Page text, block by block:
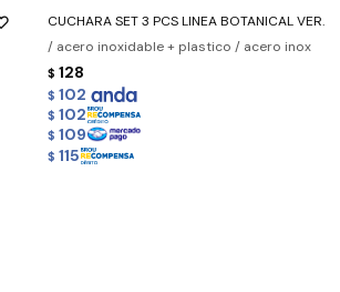
CUCHARA SET 3 PCS LINEA BOTANICAL VER.
/ acero inoxidable + plastico / acero inox
$ 128
$ 102
$ 102
$ 109
$ 115